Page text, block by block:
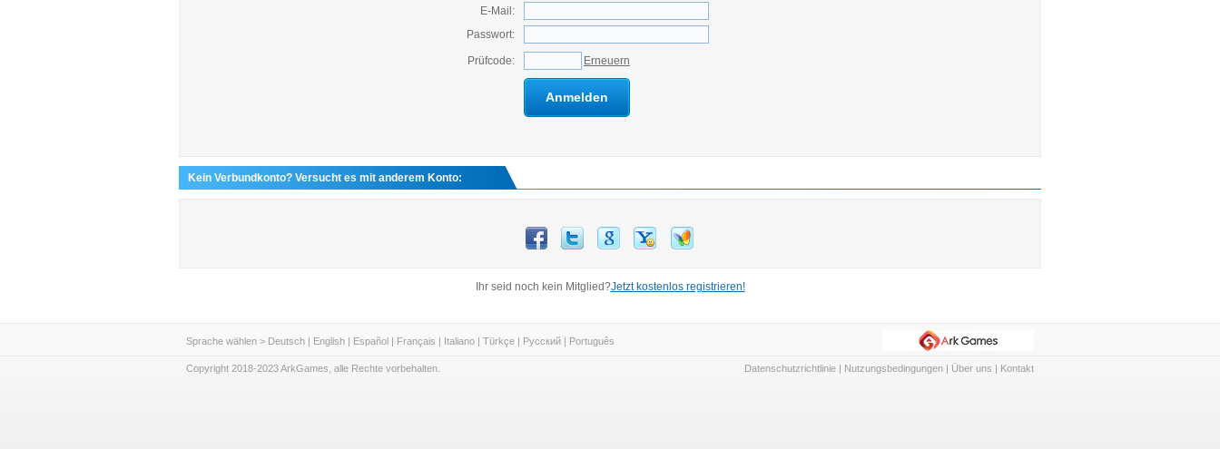
E-Mail:
Passwort:
Prüfcode: Erneuern
Anmelden
Kein Verbundkonto? Versucht es mit anderem Konto:
Ihr seid noch kein Mitglied?Jetzt kostenlos registrieren!
Sprache wählen > Deutsch | English | Español | Français | Italiano | Türkçe | Русский | Português
Copyright 2018-2023 ArkGames, alle Rechte vorbehalten. Datenschutzrichtlinie | Nutzungsbedingungen | Über uns | Kontakt